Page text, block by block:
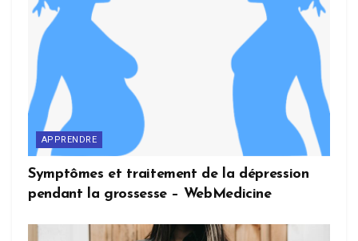
APPRENDRE
Symptômes et traitement de la dépression
pendant la grossesse – WebMedicine